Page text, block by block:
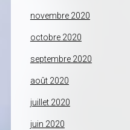
novembre 2020
octobre 2020
septembre 2020
août 2020
juillet 2020
juin 2020